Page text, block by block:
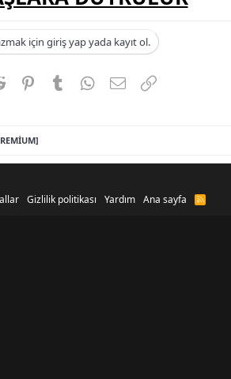
için giriş yap yada kayıt ol.
Reddit PinterestTumblrWhatsApp
E-postaLink
Gizlilik politikası Yardım Ana sayfa
R
S